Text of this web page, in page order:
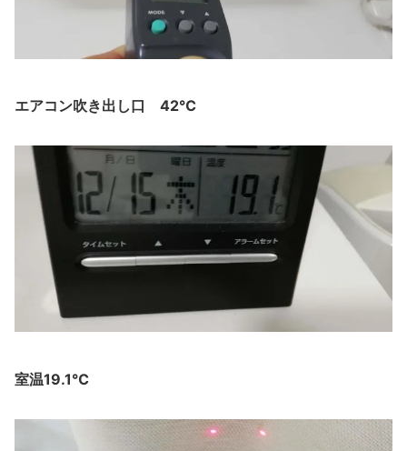
エアコン吹き出し口 42℃
室温19.1℃